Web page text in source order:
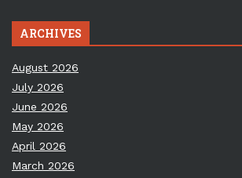
ARCHIVES
August 2026
July 2026
June 2026
May 2026
April 2026
March 2026